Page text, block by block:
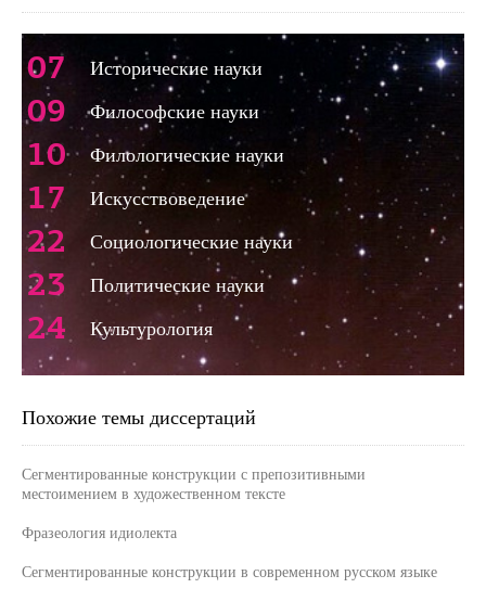
07 Исторические науки
09 Философские науки
10 Филологические науки
17 Искусствоведение
22 Социологические науки
23 Политические науки
24 Культурология
Похожие темы диссертаций
Сегментированные конструкции с препозитивными
местоимением в художественном тексте
Фразеология идиолекта
Сегментированные конструкции в современном русском языке